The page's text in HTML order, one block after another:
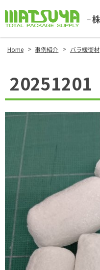
Home > 事例紹介 > バラ緩衝材
20251201
Site
Footer